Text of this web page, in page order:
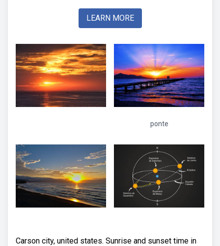
LEARN MORE
ponte
Carson city, united states. Sunrise and sunset time in